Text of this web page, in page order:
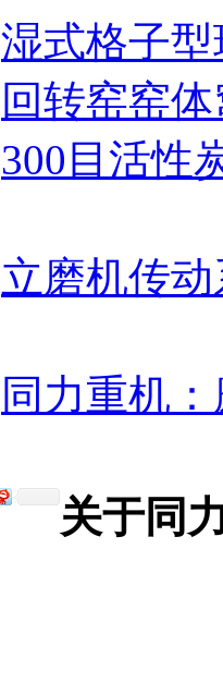
湿式格子
回转窑窑
300目活性
立磨机传
同力重机
关于同